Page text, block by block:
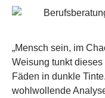
„Mensch sein, im
Weisung tunkt
Fäden in dunkle
wohlwollende